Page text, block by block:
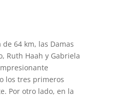
64 km, las Damas
Ruth Haah y Gabriela
los tres primeros
Por otro lado, en la